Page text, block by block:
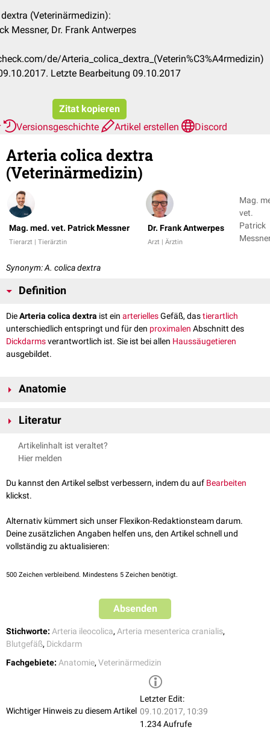
(Veterinärmedizin):
Messner, Dr. Frank Antwerpes
de/Arteria_colica_dextra_(Veterin%C3%A4rmedizin)
Letzte Bearbeitung 09.10.2017
Zitat kopieren
Versionsgeschichte Artikel erstellen Discord
Arteria colica dextra
(Veterinärmedizin)
Mag. med. vet. Patrick Messner
Tierarzt | Tierärztin
Dr. Frank Antwerpes
Arzt | Ärztin
Mag.
vet.
Patrick
Synonym: A. colica dextra
Definition
DieArteria colica dextra ist ein arteriellesGefäß, dastierartlich
unterschiedlich entspringt und für den proximalen Abschnitt des
Dickdarmsverantwortlich ist. Sie ist bei allen Haussäugetieren
ausgebildet.
Anatomie
Zweig aus derArteria ileocolica
anstelle dieses Gefäßes mehrere, verästelte
Arteriae colicae dextra
der Arteria ileocolica hervor.
Die Arteria colica dextra zieht nach ihrem Ursprung bei allen
Haussäugetieren an dendistalenAbschnitt des Colon ascendens. In
ihrem weiteren Verlauf verhält sie sich tierartlich unterschiedlich.
der nach rechts gerichteten zweitenArteria colica media
paarig angelegt) an das Colon ascendens. Dabei bildet sie mit beiden
Anastomosen
Schwein
Beim Schwein verläuft sie innerhalb des
Spiraltouren ventral
und entlässt dabei mehrere Zweige an die innen
liegenden, poschenfreien, und zentrifugal verlaufenden Windungen des
. An der Kegelspitze angekommen,
mit dem Ramus colicus.
Literatur
Nickel, Richard, August Schummer, and Eugen Seiferle. Band III:
Kreislaufsystem. Lehrbuch der Anatomie der Haustiere. Parey, 2004.
Veterinärmedizinische Universität (Herausgeber), 3. Auflage. WS
2011/12
Artikelinhalt ist veraltet?
Hier melden
Du kannst den Artikel selbst verbessern, indem du auf Bearbeiten
klickst.
Alternativ kümmert sich unser Flexikon-Redaktionsteam darum.
Deine zusätzlichen Angaben helfen uns, den Artikel schnell und
vollständig zu aktualisieren:
500 Zeichen verbleibend. Mindestens 5 Zeichen benötigt.
Absenden
Stichworte: Arteria ileocolica, Arteria mesenterica cranialis,
Blutgefäß, Dickdarm
Fachgebiete: Anatomie, Veterinärmedizin
Wichtiger Hinweis zu diesem Artikel
Letzter Edit:
09.10.2017, 10:39
1.234 Aufrufe